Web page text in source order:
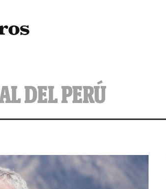
DEL PERÚ